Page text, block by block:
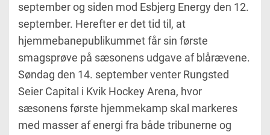
september og siden mod Esbjerg Energy den 12.
september. Herefter er det tid til, at
hjemmebanepublikummet får sin første
smagsprøve på sæsonens udgave af blårævene.
Søndag den 14. september venter Rungsted
Seier Capital i Kvik Hockey Arena, hvor
sæsonens første hjemmekamp skal markeres
med masser af energi fra både tribunerne og